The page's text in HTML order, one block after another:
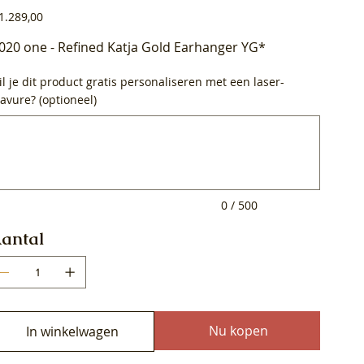
one - Refined Katja Gold Earhanger YG*
je dit product gratis personaliseren met een laser-
(optioneel)
0 / 500
In winkelwagen Nu kopen